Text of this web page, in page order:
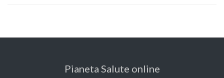
Pianeta Salute online